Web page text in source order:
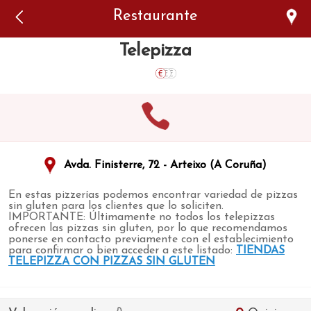
Restaurante
Telepizza
Avda. Finisterre, 72 - Arteixo (A Coruña)
En estas pizzerías podemos encontrar variedad de pizzas
sin gluten para los clientes que lo soliciten.
IMPORTANTE: Últimamente no todos los telepizzas
ofrecen las pizzas sin gluten, por lo que recomendamos
ponerse en contacto previamente con el establecimiento
para confirmar o bien acceder a este listado:
TIENDAS
TELEPIZZA CON PIZZAS SIN GLUTEN
authorized to show the cookie declaration for domain group
ID 546ddaab-b478-4440-aa8a-3b0205284212. Please add it to
the domain group in the Cookiebot Manager to authorize